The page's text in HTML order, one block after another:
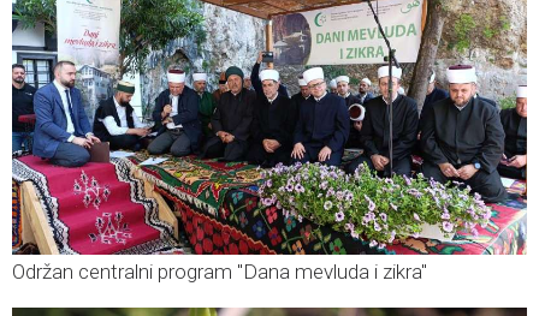
Održan centralni program "Dana mevluda i zikra"